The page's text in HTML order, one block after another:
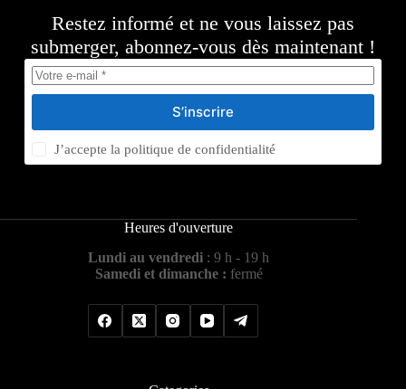
Restez informé et ne vous laissez pas
submerger, abonnez-vous dès maintenant !
S’inscrire
J’accepte lapolitique de confidentialité
Heures d'ouverture
Lundi au vendredi : 9 h - 19 h
Samedi et dimanche : fermé